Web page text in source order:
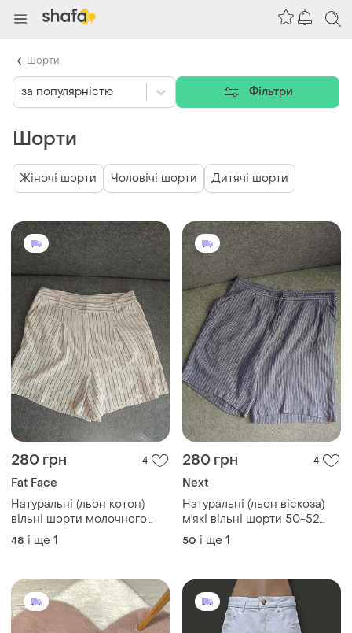
Шорти
за популярністю Фільтри
Шорти
Жіночі шорти Чоловічі шорти Дитячі шорти
280 грн 4
Fat Face
Натуральні (льон котон)
вільні шорти молочного
кольору в вертикальну
чорну смужку 46-48-50
48 і ще 1
280 грн 4
Next
Натуральні (льон віскоза)
м'які вільні шорти 50-52
розміру
50 і ще 1